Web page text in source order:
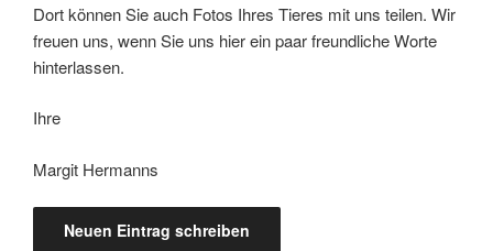
Dort können Sie auch Fotos Ihres Tieres mit uns teilen. Wir
freuen uns, wenn Sie uns hier ein paar freundliche Worte
hinterlassen.
Ihre
Margit Hermanns